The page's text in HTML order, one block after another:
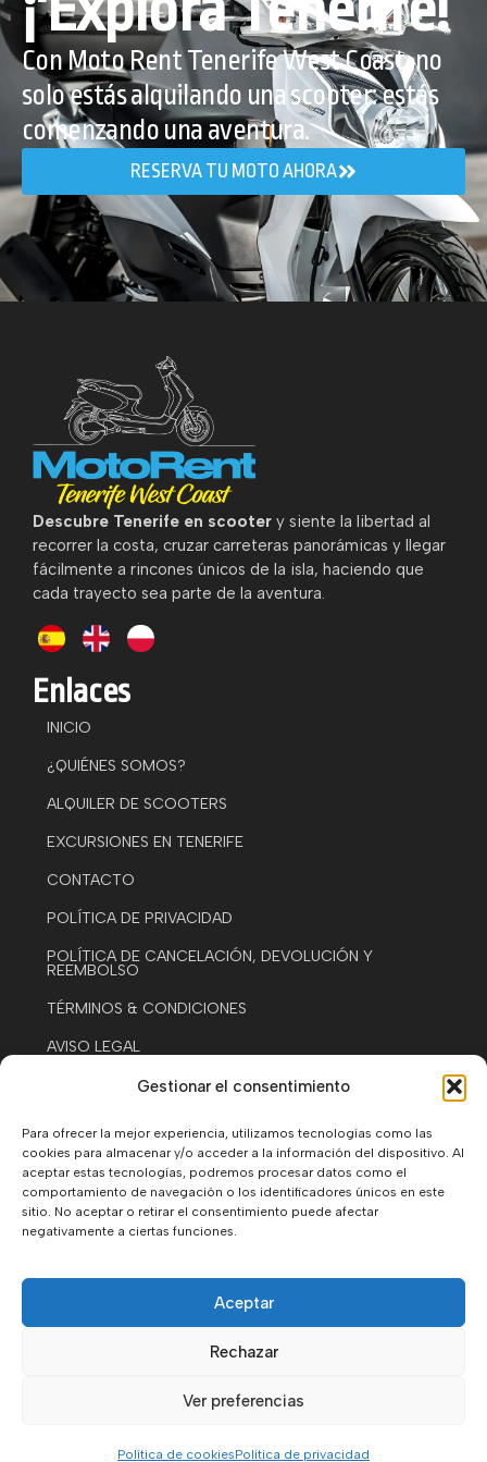
Gestionar el consentimiento
Para ofrecer la mejor experiencia, utilizamos tecnologías como las
cookies para almacenar y/o acceder a la información del dispositivo. Al
aceptar estas tecnologías, podremos procesar datos como el
comportamiento de navegación o los identificadores únicos en este
sitio. No aceptar o retirar el consentimiento puede afectar
negativamente a ciertas funciones.
Aceptar
Rechazar
Ver preferencias
Política de cookiesPolítica de privacidad
Con Moto Rent Tenerife West Coast, no
solo estás alquilando una scooter: estás
comenzando una aventura.
RESERVA TU MOTO AHORA
Descubre Tenerife en scooter y siente la libertad al
recorrer la costa, cruzar carreteras panorámicas y llegar
fácilmente a rincones únicos de la isla, haciendo que
cada trayecto sea parte de la aventura.
Enlaces
INICIO
¿QUIÉNES SOMOS?
ALQUILER DE SCOOTERS
EXCURSIONES EN TENERIFE
CONTACTO
POLÍTICA DE PRIVACIDAD
POLÍTICA DE CANCELACIÓN, DEVOLUCIÓN Y
REEMBOLSO
TÉRMINOS & CONDICIONES
AVISO LEGAL
POLÍTICA DE COOKIES
Contacto
+34677587501
WHATSAPP
09:00 -13:00 / 15.30 - 19.30 EVERY DAY
© Moto Rent Tenerife West Coast 2026.